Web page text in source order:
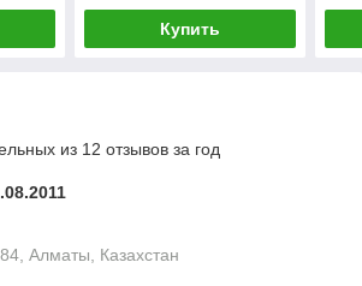
Купить
из 12 отзывов за год
Алматы, Казахстан